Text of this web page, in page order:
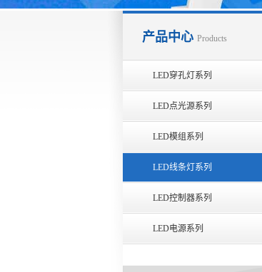
产品中心 Products
LED穿孔灯系列
LED点光源系列
LED模组系列
LED线条灯系列
LED控制器系列
LED电源系列